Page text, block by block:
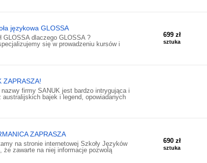
językowa GLOSSA
dlaczego GLOSSA ?
się w prowadzeniu kursów i
699 zł
sztuka
ZAPRASZA!
firmy SANUK jest bardzo intrygująca i
bajek i legend, opowiadanych
ZAPRASZA
na stronie internetowej Szkoły Języków
że zawarte na niej informacje pozwolą
690 zł
sztuka